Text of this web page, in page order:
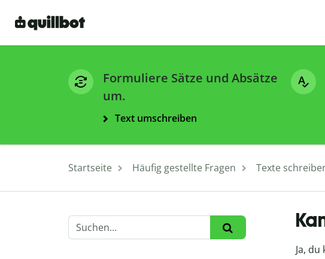
Formuliere Sätze und Absätze
um.
Text umschreiben
Startseite Häufig gestellte Fragen Texte
Ja,